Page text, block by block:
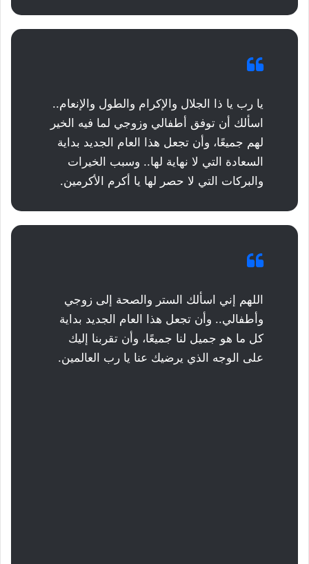
يا رب يا ذا الجلال والإكرام والطول والإنعام..
اسألك أن توفق أطفالي وزوجي لما فيه الخير
لهم جميعًا، وأن تجعل هذا العام الجديد بداية
السعادة التي لا نهاية لها.. وسبب الخيرات
والبركات التي لا حصر لها يا أكرم الأكرمين.
اللهم إني اسألك الستر والصحة إلى زوجي
وأطفالي.. وأن تجعل هذا العام الجديد بداية
كل ما هو جميل لنا جميعًا، وأن تقربنا إليك
على الوجه الذي يرضيك عنا يا رب العالمين.